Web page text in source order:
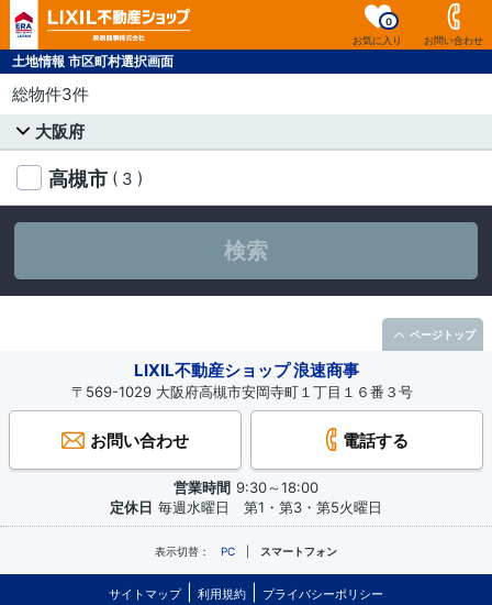
お気に入り
0
お問い合わせ
土地情報 市区町村選択画面
総物件3件
大阪府
高槻市 ( 3 )
検索
LIXIL不動産ショップ 浪速商事
〒569-1029 大阪府高槻市安岡寺町１丁目１６番３号
お問い合わせ 電話する
営業時間 9:30～18:00
定休日 毎週水曜日 第1・第3・第5火曜日
表示切替： PC スマートフォン
サイトマップ 利用規約
プライバシーポリシー
ページトップ